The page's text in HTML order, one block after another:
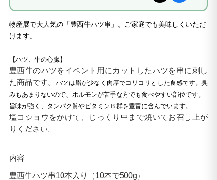
物産展で大人気の「豊西牛ハツ串」。ご家庭でも美味しくいただ
けます。
【ハツ、牛の心臓】
豊西牛のハツをイベント用にカットしたハツを串に刺し
た商品です。ハツは脂が少なく肉厚でコリコリとした食感です。臭
みもあまりないので、ホルモンが苦手な方でも食べやすい部位です。
旨味が強く、タンパク質やビタミンＢ群を豊富に含んでいます。
塩コショウをかけて、じっくり中まで焼いてお召し上が
りください。
内容
豊西牛ハツ串10本入り（10本で500g）